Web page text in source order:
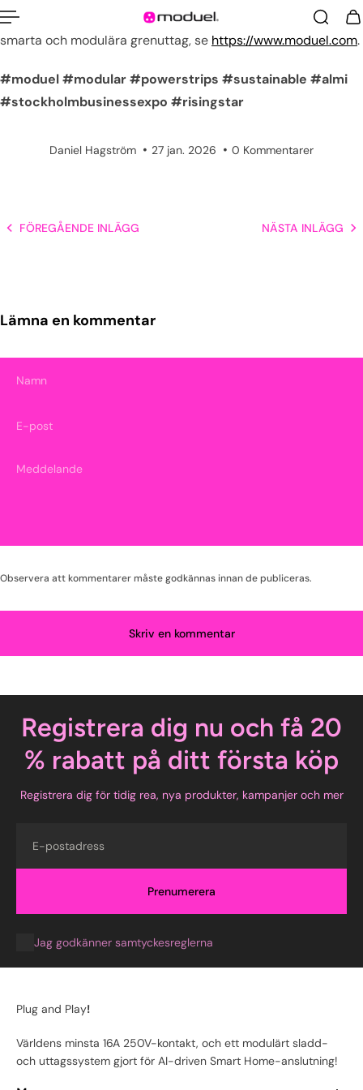
För mer information om oss och världens mest hållbara,
smarta och modulära grenuttag, se https://www.moduel.com.
#moduel#modular#powerstrips #sustainable #almi
#stockholmbusinessexpo #risingstar
Daniel Hagström 27 jan. 2026 0 Kommentarer
FÖREGÅENDE INLÄGG NÄSTA INLÄGG
Lämna en kommentar
Observera att kommentarer måste godkännas innan de publiceras.
Skriv en kommentar
Registrera dig nu och få 20
% rabatt på ditt första köp
Registrera dig för tidig rea, nya produkter, kampanjer och mer
Prenumerera
Jag godkänner samtyckesreglerna
Plug and Play!
Världens minsta 16A 250V-kontakt, och ett modulärt sladd-
och uttagssystem gjort för AI-driven Smart Home-anslutning!